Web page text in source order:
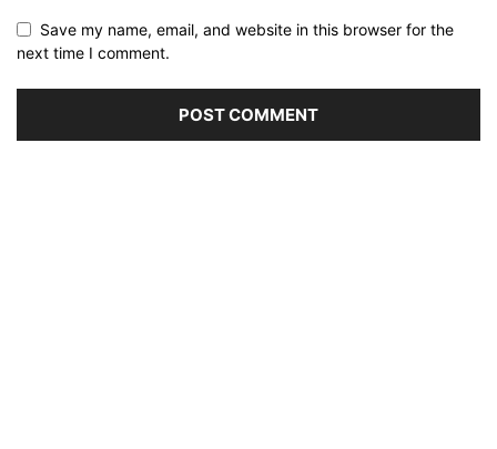
Save my name, email, and website in this browser for the
next time I comment.